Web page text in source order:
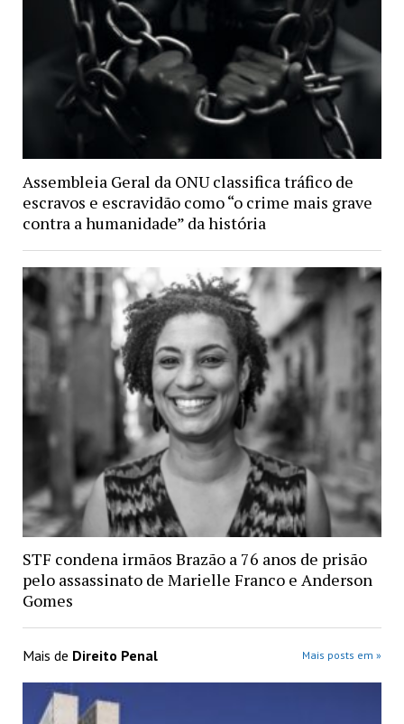
Assembleia Geral da ONU classifica tráfico de
escravos e escravidão como “o crime mais grave
contra a humanidade” da história
STF condena irmãos Brazão a 76 anos de prisão
pelo assassinato de Marielle Franco e Anderson
Gomes
Mais de Direito Penal Mais posts em »